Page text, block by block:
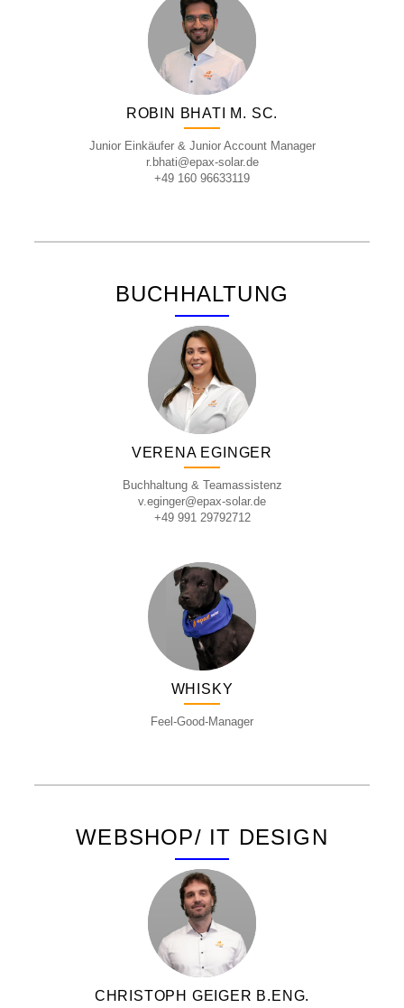
ROBIN BHATI M. SC.
Junior Einkäufer & Junior Account Manager
r.bhati@epax-solar.de
+49 160 96633119
BUCHHALTUNG
VERENA EGINGER
Buchhaltung & Teamassistenz
v.eginger@epax-solar.de
+49 991 29792712
WHISKY
Feel-Good-Manager
WEBSHOP/ IT DESIGN
CHRISTOPH GEIGER B.ENG.